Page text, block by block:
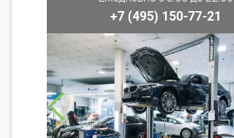
+7 (495) 150-77-21